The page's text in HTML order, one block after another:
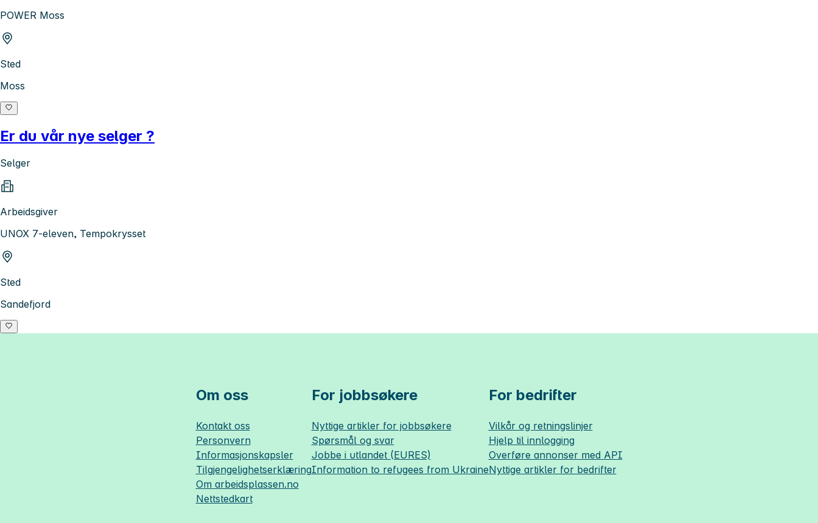
POWER Moss
Sted
Moss
Er du vår nye selger ?
Selger
Arbeidsgiver
UNOX 7-eleven, Tempokrysset
Sted
Sandefjord
Om oss
Kontakt oss
Personvern
Informasjonskapsler
Tilgjengelighetserklæring
Om arbeidsplassen.no
Nettstedkart
For jobbsøkere
Nyttige artikler for jobbsøkere
Spørsmål og svar
Jobbe i utlandet (EURES)
Information to refugees from Ukraine
For bedrifter
Vilkår og retningslinjer
Hjelp til innlogging
Overføre annonser med API
Nyttige artikler for bedrifter